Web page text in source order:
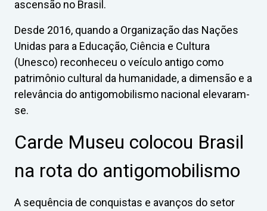
ascensão no Brasil.
Desde 2016, quando a Organização das Nações
Unidas para a Educação, Ciência e Cultura
(Unesco) reconheceu o veículo antigo como
patrimônio cultural da humanidade, a dimensão e a
relevância do antigomobilismo nacional elevaram-
se.
Carde Museu colocou Brasil
na rota do antigomobilismo
A sequência de conquistas e avanços do setor